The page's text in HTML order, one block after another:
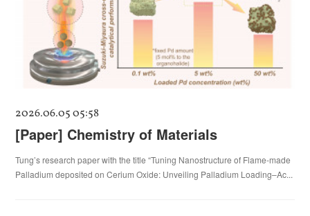
2026.06.05 05:58
[Paper] Chemistry of Materials
Tung’s research paper with the title “Tuning Nanostructure of Flame-made
Palladium deposited on Cerium Oxide: Unveiling Palladium Loading–Ac...